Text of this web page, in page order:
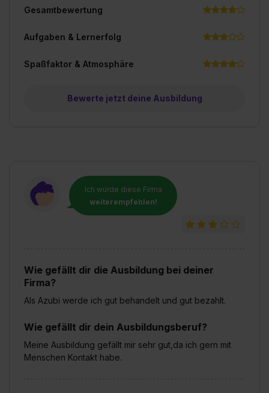
Ich würde diese Firma
weiterempfehlen!
Wie gefällt dir die Ausbildung bei deiner
Firma?
Als Azubi werde ich gut behandelt und gut bezahlt.
Wie gefällt dir dein Ausbildungsberuf?
Meine Ausbildung gefällt mir sehr gut,da ich gern mit
Menschen Kontakt habe.
Gesamtbewertung
Aufgaben & Lernerfolg
Spaßfaktor & Atmosphäre
Bewerte jetzt deine Ausbildung